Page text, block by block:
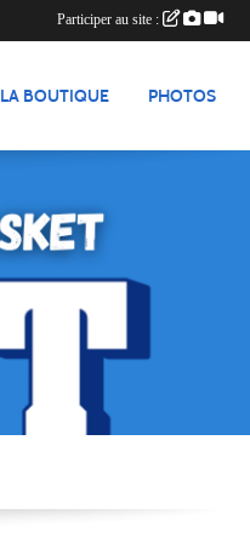
LA BOUTIQUE PHOTOS
Participer au site :